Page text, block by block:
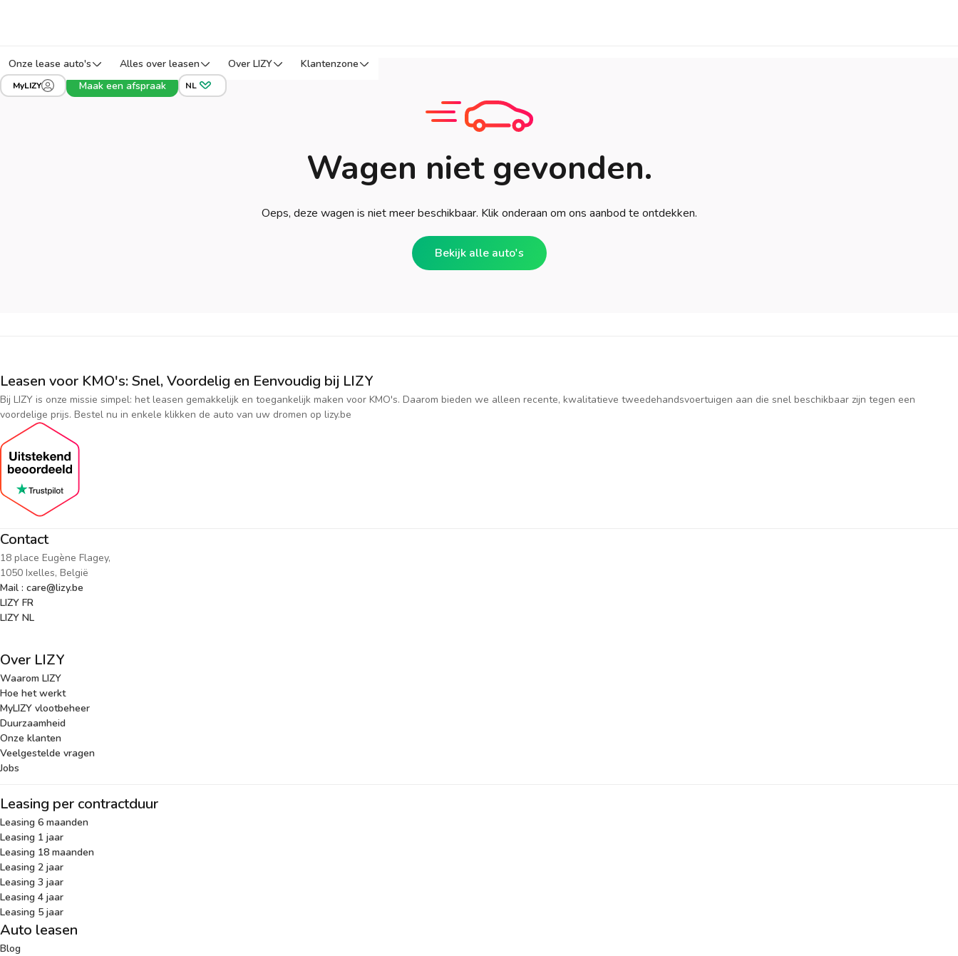
Onze lease auto's Alles over leasen Over LIZY Klantenzone
MyLIZY Maak een afspraak NL
Wagen niet gevonden.
Oeps, deze wagen is niet meer beschikbaar. Klik onderaan om ons aanbod te ontdekken.
Bekijk alle auto's
Leasen voor KMO's: Snel, Voordelig en Eenvoudig bij LIZY
Bij LIZY is onze missie simpel: het leasen gemakkelijk en toegankelijk maken voor KMO's. Daarom bieden we alleen recente, kwalitatieve tweedehandsvoertuigen aan die snel beschikbaar zijn tegen een
voordelige prijs. Bestel nu in enkele klikken de auto van uw dromen op lizy.be
Contact
18 place Eugène Flagey,
1050 Ixelles, België
Mail : care@lizy.be
LIZY FR
LIZY NL
Over LIZY
Waarom LIZY
Hoe het werkt
MyLIZY vlootbeheer
Duurzaamheid
Onze klanten
Veelgestelde vragen
Jobs
Leasing per contractduur
Leasing 6 maanden
Leasing 1 jaar
Leasing 18 maanden
Leasing 2 jaar
Leasing 3 jaar
Leasing 4 jaar
Leasing 5 jaar
Auto leasen
Blog